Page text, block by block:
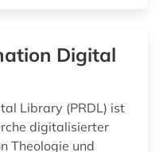
Digital
Library (PRDL) ist
digitalisierter
Theologie und